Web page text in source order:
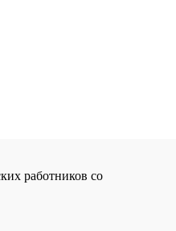
работников со